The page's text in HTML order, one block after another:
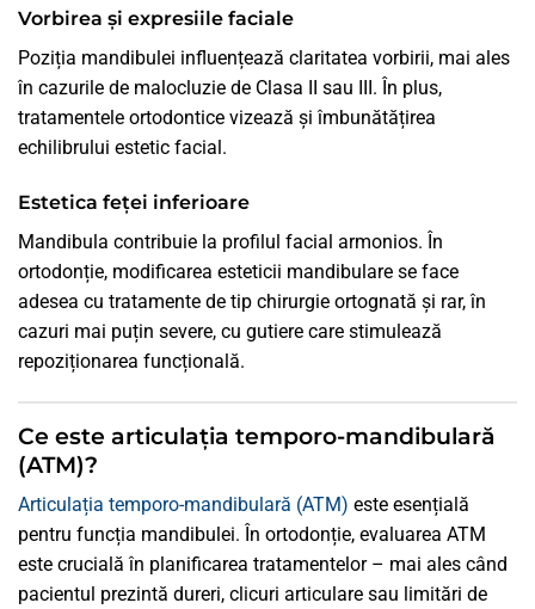
Vorbirea și expresiile faciale
Poziția mandibulei influențează claritatea vorbirii, mai ales
în cazurile de malocluzie de Clasa II sau III. În plus,
tratamentele ortodontice vizează și îmbunătățirea
echilibrului estetic facial.
Estetica feței inferioare
Mandibula contribuie la profilul facial armonios. În
ortodonție, modificarea esteticii mandibulare se face
adesea cu tratamente de tip chirurgie ortognată și rar, în
cazuri mai puțin severe, cu gutiere care stimulează
repoziționarea funcțională.
Ce este articulația temporo-mandibulară
(ATM)?
Articulația temporo-mandibulară (ATM) este esențială
pentru funcția mandibulei. În ortodonție, evaluarea ATM
este crucială în planificarea tratamentelor – mai ales când
pacientul prezintă dureri, clicuri articulare sau limitări de